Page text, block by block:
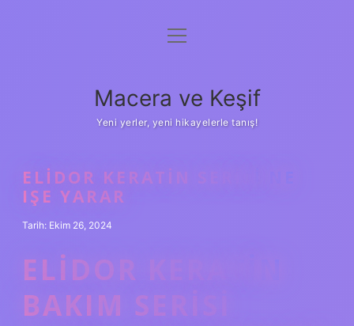
Anasayfa
Yasal Uyarı
menüyü
Macera ve Keşif
Yeni yerler, yeni hikayelerle tanış!
ELIDOR KERATIN SERISI NE
IŞE YARAR
Tarih: Ekim 26, 2024
ELIDOR KERATIN
BAKIM SERISI